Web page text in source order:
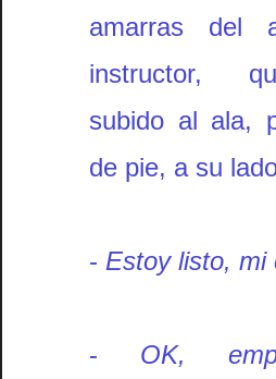
amarras del
instructor,
subido al ala,
de pie, a su
- Estoy listo, mi
- OK,